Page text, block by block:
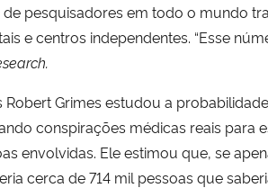
pesquisadores em todo o mundo
e centros independentes. “Esse
Robert Grimes estudou a
conspirações médicas reais para
envolvidas. Ele estimou que, se
cerca de 714 mil pessoas que